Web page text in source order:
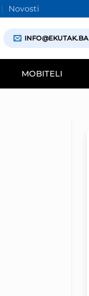
Novosti
INFO@EKUTAK.BA
MOBITELI